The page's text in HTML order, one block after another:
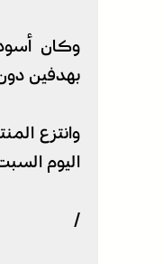
وكان
بهدفين دون
اليوم
/